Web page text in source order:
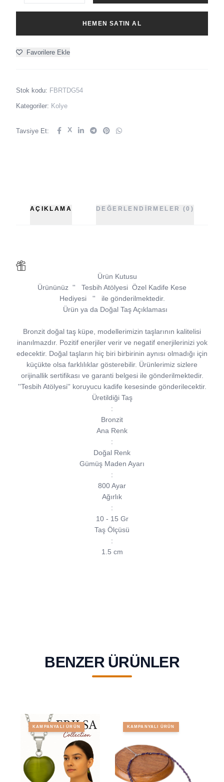
HEMEN SATIN AL
Favorilere Ekle
Stok kodu: FBRTDG54
Kategoriler: Kolye
Tavsiye Et: X
AÇIKLAMA DEĞERLENDIRMELER (0)
Ürün Kutusu
Ürününüz '' Tesbih Atölyesi Özel Kadife Kese
Hediyesi
''
ile gönderilmektedir.
Ürün ya da Doğal Taş Açıklaması
Bronzit doğal taş küpe, modellerimizin taşlarının kalitelisi
inanılmazdır. Pozitif enerjiler verir ve negatif enerjilerinizi yok
edecektir. Doğal taşların hiç biri birbirinin aynısı olmadığı için
küçükte olsa farklılıklar gösterebilir. Ürünlerimiz sizlere
orijinallik sertifikası ve garanti belgesi ile gönderilmektedir.
''Tesbih Atölyesi'' koruyucu kadife kesesinde gönderilecektir.
Üretildiği Taş
:
Bronzit
Ana Renk
:
Doğal Renk
Gümüş Maden Ayarı
:
800 Ayar
Ağırlık
:
10 - 15 Gr
Taş Ölçüsü
:
1.5 cm
BENZER ÜRÜNLER
KAMPANYALI ÜRÜN KAMPANYALI ÜRÜN